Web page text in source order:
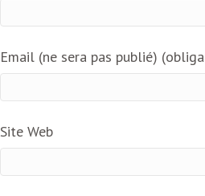
Email (ne sera pas publié)
Site Web